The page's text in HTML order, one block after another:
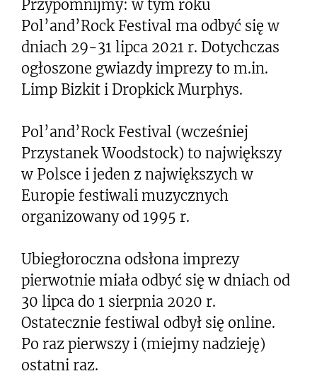
Przypomnijmy: w tym roku
Pol’and’Rock Festival ma odbyć się w
dniach 29-31 lipca 2021 r. Dotychczas
ogłoszone gwiazdy imprezy to m.in.
Limp Bizkit i Dropkick Murphys.
Pol’and’Rock Festival (wcześniej
Przystanek Woodstock) to największy
w Polsce i jeden z największych w
Europie festiwali muzycznych
organizowany od 1995 r.
Ubiegłoroczna odsłona imprezy
pierwotnie miała odbyć się w dniach od
30 lipca do 1 sierpnia 2020 r.
Ostatecznie festiwal odbył się online.
Po raz pierwszy i (miejmy nadzieję)
ostatni raz.